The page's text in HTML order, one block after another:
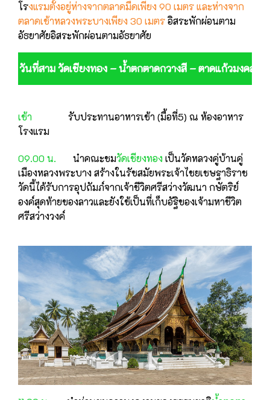
โรงแรมตั้งอยู่ห่างจากตลาดมืดเพียง 90 เมตร และห่างจาก
ตลาดเช้าหลวงพระบางเพียง 30 เมตรอิสระพักผ่อนตาม
อัธยาศัยอิสระพักผ่อนตามอัธยาศัย
วันที่สาม วัดเชียงทอง – น้ำตกตาดกวางสี – ตาดแก้วมงคล
เช้า รับประทานอาหารเช้า (มื้อที่5) ณ ห้องอาหาร
โรงแรม
09.00 น. นำคณะชมวัดเชียงทอง เป็นวัดหลวงคู่บ้านคู่
เมืองหลวงพระบาง สร้างในรัชสมัยพระเจ้าไชยเชษฐาธิราช
วัดนี้ได้รับการอุปถัมภ์จากเจ้าชีวิตศรีสว่างวัฒนา กษัตริย์
องค์สุดท้ายของลาวและยังใช้เป็นที่เก็บอัฐิของเจ้ามหาชีวิต
ศรีสว่างวงค์